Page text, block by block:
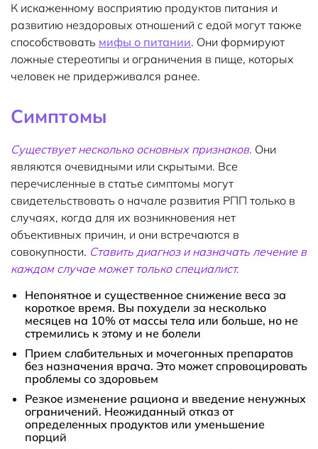
К искаженному восприятию продуктов питания и
развитию нездоровых отношений с едой могут также
способствовать мифы о питании. Они формируют
ложные стереотипы и ограничения в пище, которых
человек не придерживался ранее.
Симптомы
Существует несколько основных признаков. Они
являются очевидными или скрытыми. Все
перечисленные в статье симптомы могут
свидетельствовать о начале развития РПП только в
случаях, когда для их возникновения нет
объективных причин, и они встречаются в
совокупности. Ставить диагноз и назначать лечение в
каждом случае может только специалист.
Непонятное и существенное снижение веса за
короткое время. Вы похудели за несколько
месяцев на 10% от массы тела или больше, но не
стремились к этому и не болели
Прием слабительных и мочегонных препаратов
без назначения врача. Это может спровоцировать
проблемы со здоровьем
Резкое изменение рациона и введение ненужных
ограничений. Неожиданный отказ от
определенных продуктов или уменьшение
порций